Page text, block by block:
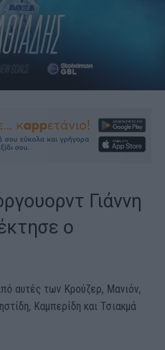
Γιάννη
ο
αυτές των Κρούζερ, Μανιόν,
Καμπερίδη και Τσιακμά